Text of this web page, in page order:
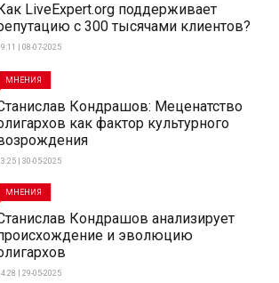
LiveExpert.org поддерживает
с 300 тысячами клиентов?
| 08-07-2025
МНЕНИЯ
Кондрашов: Меценатство
как фактор культурного
| 30-05-2025
МНЕНИЯ
Кондрашов анализирует
и эволюцию
| 29-05-2025